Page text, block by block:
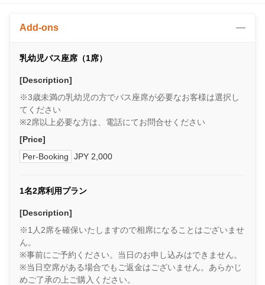
Add-ons
乳幼児バス座席（1席）
[Description]
※3歳未満の乳幼児の方でバス座席が必要なお客様は選択し
てください
※2席以上必要な方は、電話にてお問合せください
[Price]
Per-Booking
JPY 2,000
1名2席利用プラン
[Description]
※1人2席を確保いたしますので相席になることはございませ
ん。
※事前にご予約ください。当日のお申し込みはできません。
※当日空席がある場合でもご返金はございません。あらかじ
めご了承の上ご購入ください。